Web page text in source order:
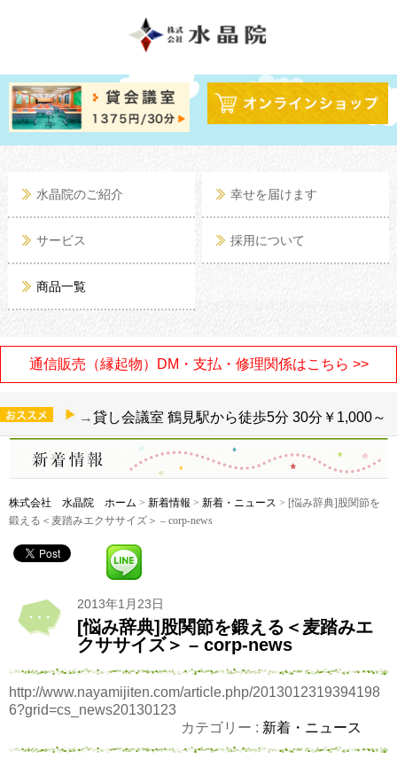
水晶院のご紹介
サービス
商品一覧
幸せを届けます
採用について
通信販売（縁起物）DM・支払・修理関係はこちら >>
→貸し会議室 鶴見駅から徒歩5分 30分￥1,000～
株式会社 水晶院 ホーム > 新着情報 > 新着・ニュース > [悩み辞典]股関節を
鍛える＜麦踏みエクササイズ＞ – corp-news
2013年1月23日
[悩み辞典]股関節を鍛える＜麦踏みエ
クササイズ＞ – corp-news
http://www.nayamijiten.com/article.php/2013012319394198
6?grid=cs_news20130123
カテゴリー : 新着・ニュース